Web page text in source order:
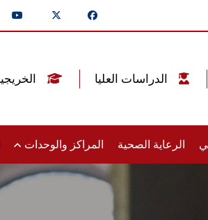
الرعاية الصحية المراكز والوحدات